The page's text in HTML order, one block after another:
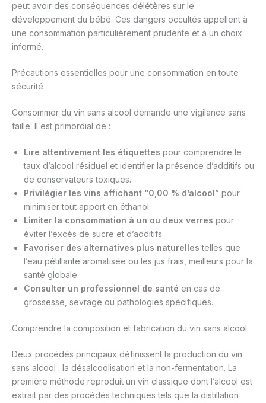
peut avoir des conséquences délétères sur le
développement du bébé. Ces dangers occultés appellent à
une consommation particulièrement prudente et à un choix
informé.
Précautions essentielles pour une consommation en toute
sécurité
Consommer du vin sans alcool demande une vigilance sans
faille. Il est primordial de :
Lire attentivement les étiquettes pour comprendre le
taux d’alcool résiduel et identifier la présence d’additifs ou
de conservateurs toxiques.
Privilégier les vins affichant “0,00 % d’alcool” pour
minimiser tout apport en éthanol.
Limiter la consommation à un ou deux verres pour
éviter l’excès de sucre et d’additifs.
Favoriser des alternatives plus naturelles telles que
l’eau pétillante aromatisée ou les jus frais, meilleurs pour la
santé globale.
Consulter un professionnel de santé en cas de
grossesse, sevrage ou pathologies spécifiques.
Comprendre la composition et fabrication du vin sans alcool
Deux procédés principaux définissent la production du vin
sans alcool : la désalcoolisation et la non-fermentation. La
première méthode reproduit un vin classique dont l’alcool est
extrait par des procédés techniques tels que la distillation